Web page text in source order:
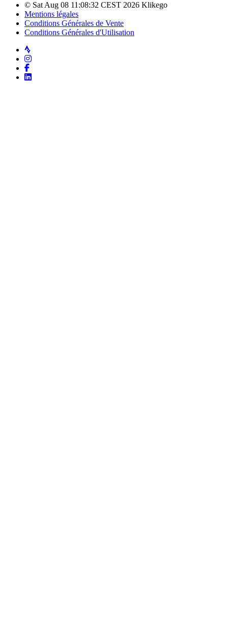
© Sat Aug 08 11:08:32 CEST 2026 Klikego
Mentions légales
Conditions Générales de Vente
Conditions Générales d'Utilisation
Strava
Instagram
Facebook
LinkedIn